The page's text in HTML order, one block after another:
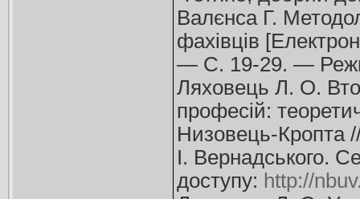
Валєнса Г.
фахівців
— С. 19-29. —
Ляховець Л. О.
професій:
Низовець-Кропта //
І. Вернадського.
доступу: http://